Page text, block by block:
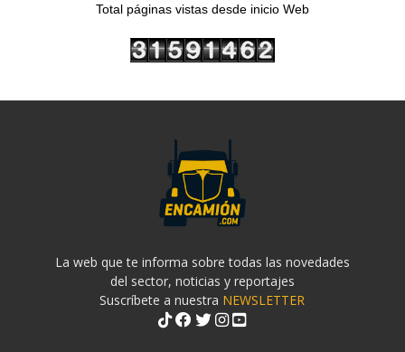
Total páginas vistas desde inicio Web
La web que te informa sobre todas las novedades
del sector, noticias y reportajes
Suscríbete a nuestra NEWSLETTER